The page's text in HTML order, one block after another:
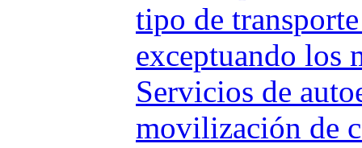
tipo de
exceptuando los
Servicios de
movilización de